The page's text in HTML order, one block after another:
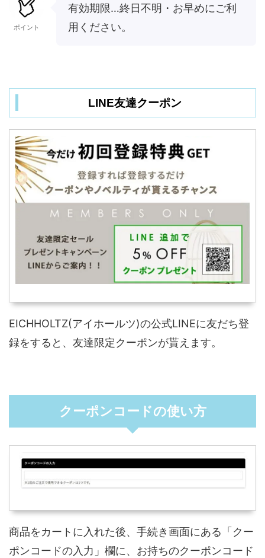
ポイント
有効期限…終日不明・お早めにご利
用ください。
LINE友達クーポン
EICHHOLTZ(アイホールツ)の公式LINEに友だち登
録をすると、友達限定クーポンが貰えます。
クーポンコードの使い方
商品をカートに入れた後、手続き画面にある「クー
ポンコードの入力」欄に、お持ちのクーポンコード